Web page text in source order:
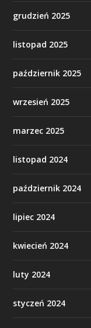
grudzień 2025
listopad 2025
październik 2025
wrzesień 2025
marzec 2025
listopad 2024
październik 2024
lipiec 2024
kwiecień 2024
luty 2024
styczeń 2024